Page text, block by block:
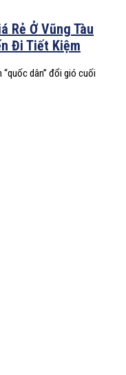
Rẻ Ở Vũng Tàu
Đi Tiết Kiệm
“quốc dân” đổi gió cuối